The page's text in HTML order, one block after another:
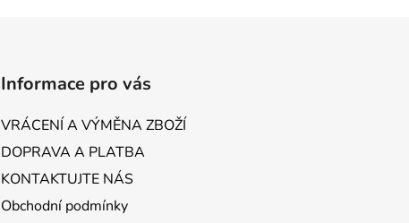
Informace pro vás
VRÁCENÍ A VÝMĚNA ZBOŽÍ
DOPRAVA A PLATBA
KONTAKTUJTE NÁS
Obchodní podmínky